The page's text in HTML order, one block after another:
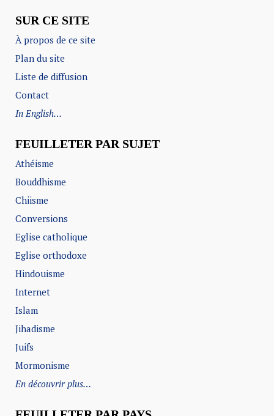
SUR CE SITE
À propos de ce site
Plan du site
Liste de diffusion
Contact
In English…
FEUILLETER PAR SUJET
Athéisme
Bouddhisme
Chiisme
Conversions
Eglise catholique
Eglise orthodoxe
Hindouisme
Internet
Islam
Jihadisme
Juifs
Mormonisme
En découvrir plus…